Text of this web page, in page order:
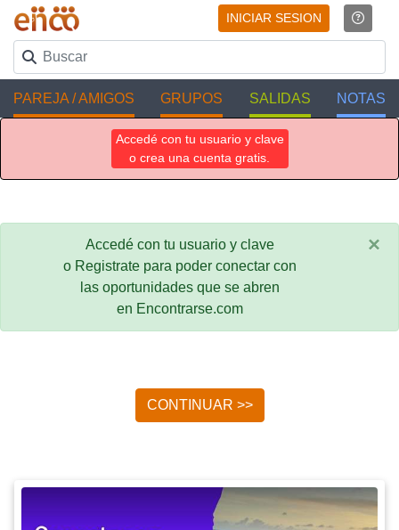
INICIAR SESION
PAREJA / AMIGOS GRUPOS SALIDAS NOTAS
Accedé con tu usuario y clave
o crea una cuenta gratis.
Accedé con tu usuario y clave
o Registrate para poder conectar con
las oportunidades que se abren
en Encontrarse.com
×
CONTINUAR >>